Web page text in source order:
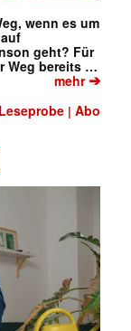
wenn es um
geht? Für
Weg bereits …
mehr➔
Leseprobe |Abo